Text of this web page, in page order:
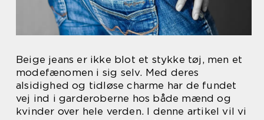
Beige jeans er ikke blot et stykke tøj, men et
modefænomen i sig selv. Med deres
alsidighed og tidløse charme har de fundet
vej ind i garderoberne hos både mænd og
kvinder over hele verden. I denne artikel vil vi